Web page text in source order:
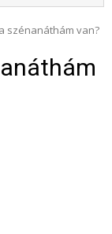
szénanáthám van?